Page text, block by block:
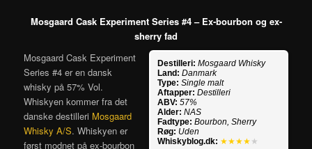
Mosgaard Cask Experiment Series #4 – Ex-bourbon og ex-
sherry fad
Destilleri: Mosgaard Whisky
Land: Danmark
Type: Single malt
Aftapper: Destilleri
ABV: 57%
Alder: NAS
Fadtype: Bourbon, Sherry
Røg: Uden
Whiskyblog.dk: ★★★★ ★
Mosgaard Cask Experiment
Series #4 er en dansk
whisky på 57% Vol.
Whiskyen kommer fra det
danske destilleri Mosgaard
Whisky A/S. Whiskyen er
først modnet på ex-bourbon